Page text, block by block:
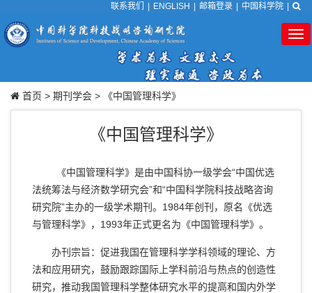
联系我们 ENGLISH 邮箱登录 中国科学院
首页 > 期刊学会 > 《中国管理科学》
《中国管理科学》
《中国管理科学》 是由中国科协一级学会“中国优选
法统筹法与经济数学研究会”和“中国科学院科技战略咨询
研究院”主办的一级学术期刊。1984年创刊，原名《优选
与管理科学》，1993年正式更名为《中国管理科学》。
办刊宗旨：促进我国在管理科学学科领域的理论、方
法和应用研究，鼓励跟踪国际上学科前沿与热点的创造性
研究，推动我国管理科学整体研究水平的提高和国内外学